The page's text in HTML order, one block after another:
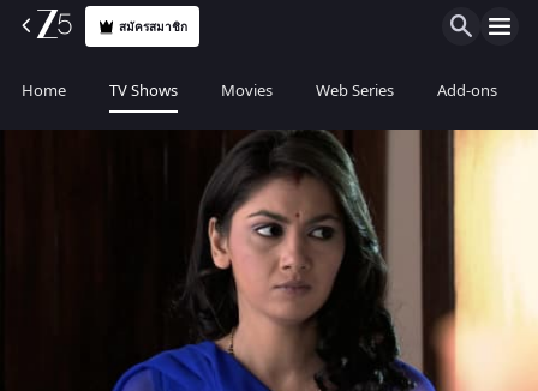
สมัครสมาชิก
Home TV Shows Movies Web Series Add-ons